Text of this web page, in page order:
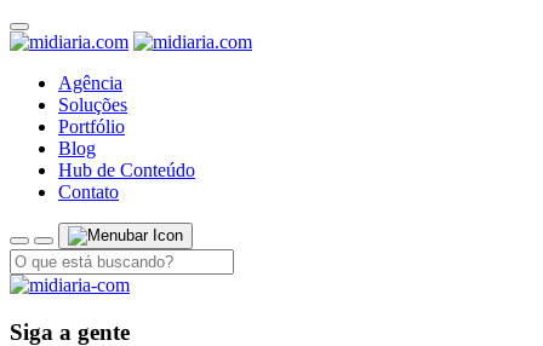
Agência
Soluções
Portfólio
Blog
Hub de Conteúdo
Contato
Siga a gente